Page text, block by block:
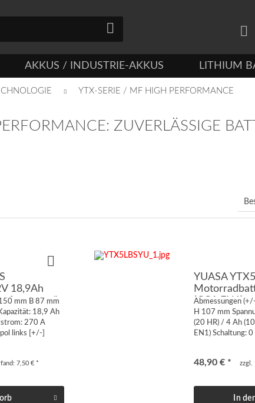
AKKUS / INDUSTRIE-AKKUS LITHIUM
YTX-SERIE / MF HIGH PERFORMANCE
ZUVERLÄSSIGE
18,9Ah
mm B 87 mm
18,9 Ah
270 A
links [+/-]
7,50 € *
YUASA
(CCA EN1)
Abmessungen
H 107 mm
(20 HR) / 4 Ah
EN1) Schaltung:
48,90 € * zzgl.
In